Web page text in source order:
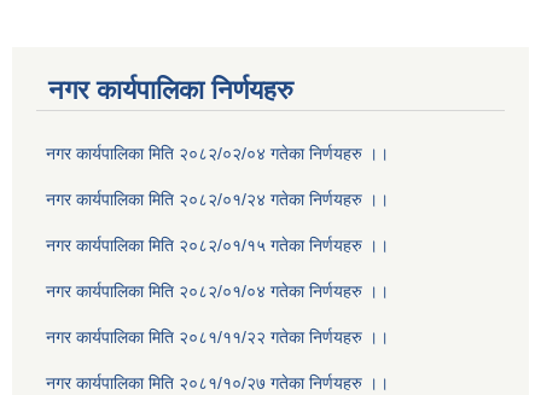
नगर कार्यपालिका निर्णयहरु
नगर कार्यपालिका मिति २०८२/०२/०४ गतेका निर्णयहरु ।।
नगर कार्यपालिका मिति २०८२/०१/२४ गतेका निर्णयहरु ।।
नगर कार्यपालिका मिति २०८२/०१/१५ गतेका निर्णयहरु ।।
नगर कार्यपालिका मिति २०८२/०१/०४ गतेका निर्णयहरु ।।
नगर कार्यपालिका मिति २०८१/११/२२ गतेका निर्णयहरु ।।
नगर कार्यपालिका मिति २०८१/१०/२७ गतेका निर्णयहरु ।।